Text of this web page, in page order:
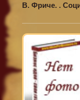
В. Фриче. .